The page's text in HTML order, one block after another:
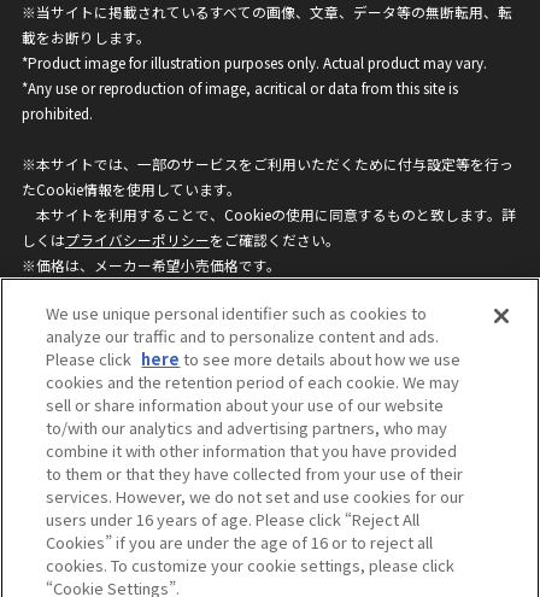
※当サイトに掲載されているすべての画像、文章、データ等の無断転用、転
載をお断りします。
*Product image for illustration purposes only. Actual product may vary.
*Any use or reproduction of image, acritical or data from this site is
prohibited.
※本サイトでは、一部のサービスをご利用いただくために付与設定等を行っ
たCookie情報を使用しています。
本サイトを利用することで、Cookieの使用に同意するものと致します。詳
しくはプライバシーポリシーをご確認ください。
※価格は、メーカー希望小売価格です。
ざいますのでご了承ください。
privacypolicy
Do Not Sell or Share My
Personal Information
ウェブサイトご利用条件
ソーシャルメディアポリシー
個人情報保護方針
お問い合わせ
©BANDAI
We use unique personal identifier such as cookies to
analyze our traffic and to personalize content and ads.
Please click here to see more details about how we use
cookies and the retention period of each cookie. We may
sell or share information about your use of our website
to/with our analytics and advertising partners, who may
combine it with other information that you have provided
to them or that they have collected from your use of their
services. However, we do not set and use cookies for our
users under 16 years of age. Please click “Reject All
Cookies” if you are under the age of 16 or to reject all
cookies. To customize your cookie settings, please click
“Cookie Settings”.